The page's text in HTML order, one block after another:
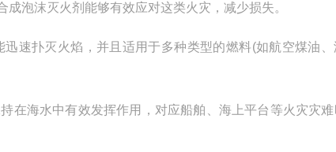
泡沫灭火剂能够有效应对这类火灾，减少损失。
扑灭火焰，并且适用于多种类型的燃料(如航空煤油、
海水中有效发挥作用，对应船舶、海上平台等火灾灾难